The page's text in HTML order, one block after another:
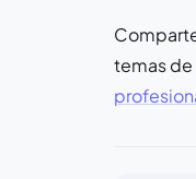
temas